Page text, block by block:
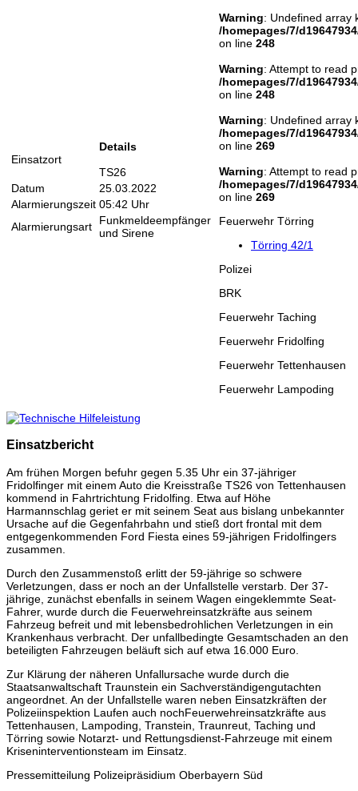
Einsatzort
Details
TS26
Datum
25.03.2022
Alarmierungszeit 05:42 Uhr
Alarmierungsart
Funkmeldeempfänger
und Sirene
Warning: Undefined array
/homepages/7/
on line 248
Warning: Attempt to read
/homepages/7/
on line 248
Warning: Undefined array
/homepages/7/
on line 269
Warning: Attempt to read
/homepages/7/
on line 269
Feuerwehr Törring
Törring 42/1
Polizei
BRK
Feuerwehr Taching
Feuerwehr Fridolfing
Feuerwehr Tettenhausen
Feuerwehr Lampoding
Einsatzbericht
Am frühen Morgen befuhr gegen 5.35 Uhr ein 37-jähriger
Fridolfinger mit einem Auto die Kreisstraße TS26 von Tettenhausen
kommend in Fahrtrichtung Fridolfing. Etwa auf Höhe
Harmannschlag geriet er mit seinem Seat aus bislang unbekannter
Ursache auf die Gegenfahrbahn und stieß dort frontal mit dem
entgegenkommenden Ford Fiesta eines 59-jährigen Fridolfingers
zusammen.
Durch den Zusammenstoß erlitt der 59-jährige so schwere
Verletzungen, dass er noch an der Unfallstelle verstarb. Der 37-
jährige, zunächst ebenfalls in seinem Wagen eingeklemmte Seat-
Fahrer, wurde durch die Feuerwehreinsatzkräfte aus seinem
Fahrzeug befreit und mit lebensbedrohlichen Verletzungen in ein
Krankenhaus verbracht. Der unfallbedingte Gesamtschaden an den
beteiligten Fahrzeugen beläuft sich auf etwa 16.000 Euro.
Zur Klärung der näheren Unfallursache wurde durch die
Staatsanwaltschaft Traunstein ein Sachverständigengutachten
angeordnet. An der Unfallstelle waren neben Einsatzkräften der
Polizeiinspektion Laufen auch nochFeuerwehreinsatzkräfte aus
Tettenhausen, Lampoding, Transtein, Traunreut, Taching und
Törring sowie Notarzt- und Rettungsdienst-Fahrzeuge mit einem
Kriseninterventionsteam im Einsatz.
Pressemitteilung Polizeipräsidium Oberbayern Süd